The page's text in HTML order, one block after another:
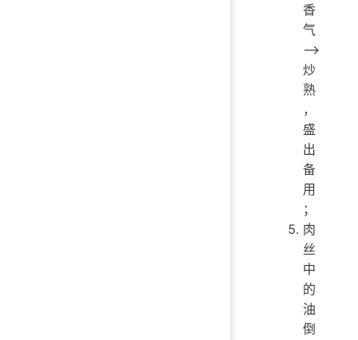
香
气
——>
炒
熟
，
盛
出
备
用
；
肉
丝
中
的
油
倒